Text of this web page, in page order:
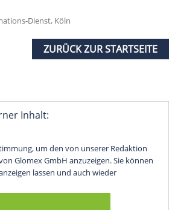
Dienst, Köln
ZURÜCK ZUR STARTSEITE
Inhalt:
um den von unserer Redaktion
Glomex GmbH anzuzeigen. Sie können
lassen und auch wieder